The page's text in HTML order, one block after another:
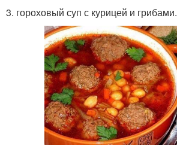
3. гороховый суп с курицей и грибами.